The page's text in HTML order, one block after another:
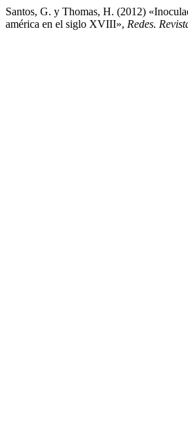
Santos, G. y Thomas, H. (2012)
américa en el siglo XVIII», Redes.